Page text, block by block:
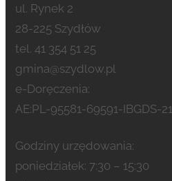
ul. Rynek 2
28-225 Szydłów
tel. 41 354 51 25
gmina@szydlow.pl
e-Doręczenia:
AE:PL-95581-69591-IBGDS-21
Godziny urzędowania:
poniedziałek: 7:30 – 15:30